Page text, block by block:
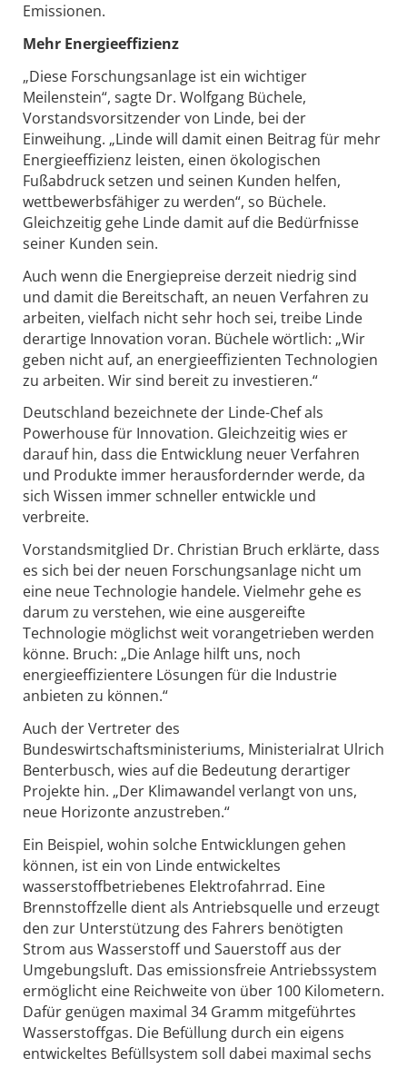
Emissionen.
Mehr Energieeffizienz
„Diese Forschungsanlage ist ein wichtiger
Meilenstein“, sagte Dr. Wolfgang Büchele,
Vorstandsvorsitzender von Linde, bei der
Einweihung. „Linde will damit einen Beitrag für mehr
Energieeffizienz leisten, einen ökologischen
Fußabdruck setzen und seinen Kunden helfen,
wettbewerbsfähiger zu werden“, so Büchele.
Gleichzeitig gehe Linde damit auf die Bedürfnisse
seiner Kunden sein.
Auch wenn die Energiepreise derzeit niedrig sind
und damit die Bereitschaft, an neuen Verfahren zu
arbeiten, vielfach nicht sehr hoch sei, treibe Linde
derartige Innovation voran. Büchele wörtlich: „Wir
geben nicht auf, an energieeffizienten Technologien
zu arbeiten. Wir sind bereit zu investieren.“
Deutschland bezeichnete der Linde-Chef als
Powerhouse für Innovation. Gleichzeitig wies er
darauf hin, dass die Entwicklung neuer Verfahren
und Produkte immer herausfordernder werde, da
sich Wissen immer schneller entwickle und
verbreite.
Vorstandsmitglied Dr. Christian Bruch erklärte, dass
es sich bei der neuen Forschungsanlage nicht um
eine neue Technologie handele. Vielmehr gehe es
darum zu verstehen, wie eine ausgereifte
Technologie möglichst weit vorangetrieben werden
könne. Bruch: „Die Anlage hilft uns, noch
energieeffizientere Lösungen für die Industrie
anbieten zu können.“
Auch der Vertreter des
Bundeswirtschaftsministeriums, Ministerialrat Ulrich
Benterbusch, wies auf die Bedeutung derartiger
Projekte hin. „Der Klimawandel verlangt von uns,
neue Horizonte anzustreben.“
Ein Beispiel, wohin solche Entwicklungen gehen
können, ist ein von Linde entwickeltes
wasserstoffbetriebenes Elektrofahrrad. Eine
Brennstoffzelle dient als Antriebsquelle und erzeugt
den zur Unterstützung des Fahrers benötigten
Strom aus Wasserstoff und Sauerstoff aus der
Umgebungsluft. Das emissionsfreie Antriebssystem
ermöglicht eine Reichweite von über 100 Kilometern.
Dafür genügen maximal 34 Gramm mitgeführtes
Wasserstoffgas. Die Befüllung durch ein eigens
entwickeltes Befüllsystem soll dabei maximal sechs